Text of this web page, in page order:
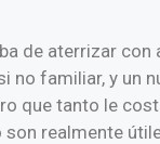
de aterrizar
familiar, y un
que tanto le
realmente